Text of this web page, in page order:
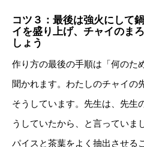
コツ３：最後は強火にして
イを盛り上げ、チャイのま
しょう
作り方の最後の手順は「何のた
聞かれます。わたしのチャイの
そうしています。先生は、先生
うしていたから、と言っていま
パイスと茶葉をよく抽出させる